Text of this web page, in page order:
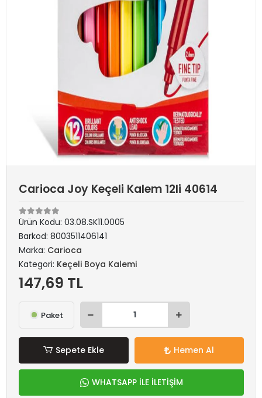
Carioca Joy Keçeli Kalem 12li 40614
Ürün Kodu: 03.08.SK11.0005
Barkod: 8003511406141
Marka: Carioca
Kategori: Keçeli Boya Kalemi
147,69 TL
Paket
Sepete Ekle Hemen Al
WHATSAPP İLE İLETİŞİM